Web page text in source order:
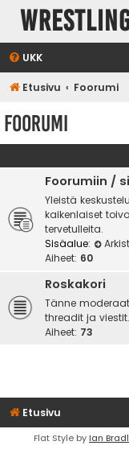
UKK
Etusivu Foorumi
Foorumi
Foorumiin /
Yleistä
kaikenlaiset
tervetulleita.
Sisäalue:
Aiheet: 60
Roskakori
Tänne
threadit ja
Aiheet: 73
Etusivu
Flat Style by Ian